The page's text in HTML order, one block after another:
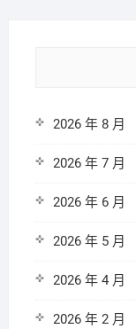
2026 年 8 月
2026 年 7 月
2026 年 6 月
2026 年 5 月
2026 年 4 月
2026 年 2 月